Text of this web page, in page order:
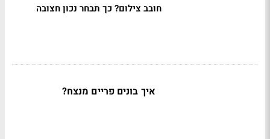
חובב צילום? כך תבחר נכון חצובה
איך בונים פריים מנצח?